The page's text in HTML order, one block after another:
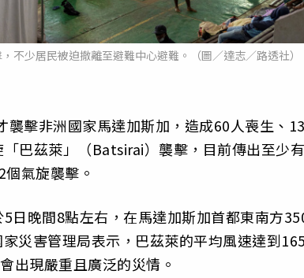
不少居民被迫撤離至避難中心避難。（圖／達志／路透社）
擊非洲國家馬達加斯加，造成60人喪生、
巴茲萊」（Batsirai）襲擊，目前傳出至少
氣旋襲擊。
日晚間8點左右，在馬達加斯加首都東南方
災害管理局表示，巴茲萊的平均風速達到
出現嚴重且廣泛的災情。